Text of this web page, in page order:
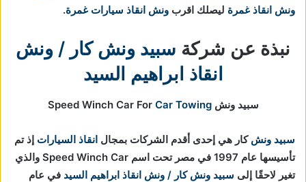
ونش انقاذ غمرة ليصلك اقرب ونش انقاذ سيارات غمرة.
نبذة عن شركة سبيد ونش كار / ونش
انقاذ ابراهيم السيد
سبيد ونش Speed Winch Car ForCar Towing
سبيد ونش كار هي إحدى أقدم الشركات بمجال انقاذ السيارات إذ تم
تأسيسها عام 1997 في مصر تحت اسم Speed Winch Car والذي
تغير لاحقًا إلى سبيد ونش كار / ونش انقاذ ابراهيم السيد في عام